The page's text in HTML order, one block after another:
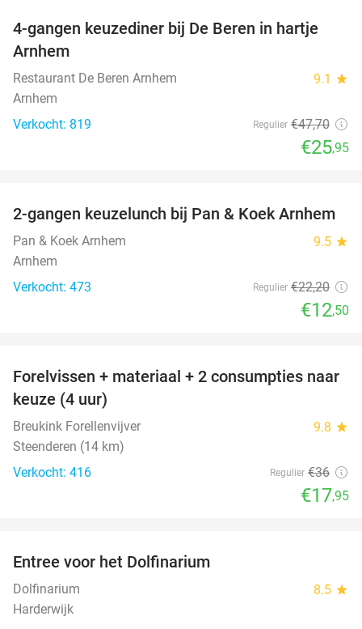
46%
4-gangen keuzediner bij De Beren in hartje
Arnhem
Restaurant De Beren Arnhem 9.1 star
Arnhem
Verkocht: 819
Regulier €47,70
€25,95
44%
2-gangen keuzelunch bij Pan & Koek Arnhem
Pan & Koek Arnhem 9.5 star
Arnhem
Verkocht: 473
Regulier €22,20
€12,50
50%
Forelvissen + materiaal + 2 consumpties naar
keuze (4 uur)
Breukink Forellenvijver 9.8 star
Steenderen (14 km)
Verkocht: 416
Regulier €36
€17,95
Entree voor het Dolfinarium
Dolfinarium 8.5 star
Harderwijk